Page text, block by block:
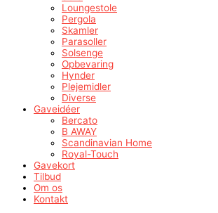
Loungestole
Pergola
Skamler
Parasoller
Solsenge
Opbevaring
Hynder
Plejemidler
Diverse
Gaveidéer
Bercato
B AWAY
Scandinavian Home
Royal-Touch
Gavekort
Tilbud
Om os
Kontakt